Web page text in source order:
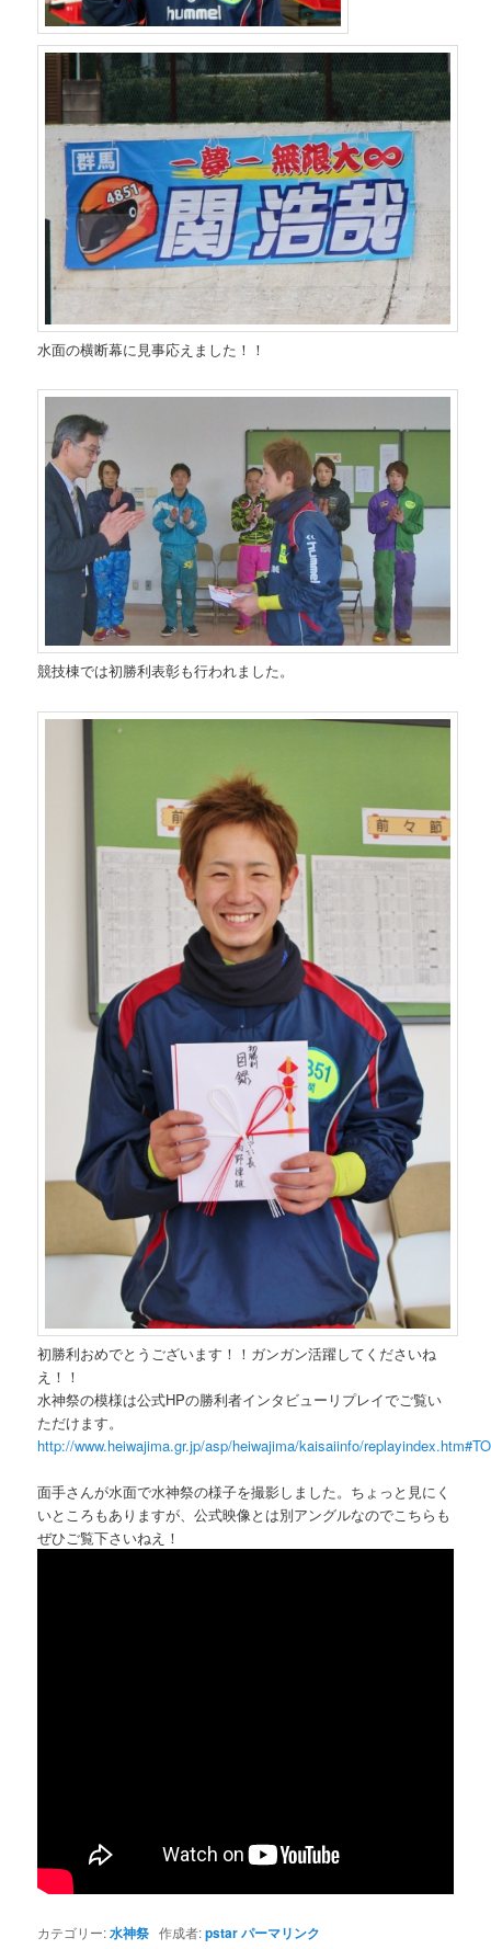
水面の横断幕に見事応えました！！
競技棟では初勝利表彰も行われました。
初勝利おめでとうございます！！ガンガン活躍してくださいね
え！！
水神祭の模様は公式HPの勝利者インタビューリプレイでご覧い
ただけます。
http://www.heiwajima.gr.jp/asp/heiwajima/kaisaiinfo/
面手さんが水面で水神祭の様子を撮影しました。ちょっと見にく
いところもありますが、公式映像とは別アングルなのでこちらも
ぜひご覧下さいねえ！
カテゴリー:水神祭 作成者:pstarパーマリンク